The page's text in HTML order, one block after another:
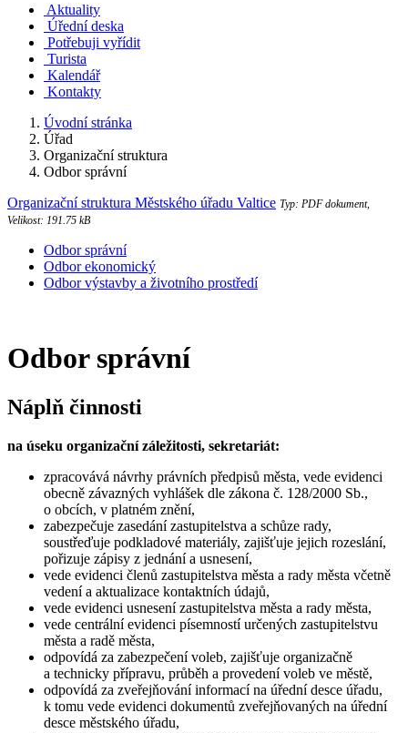
Aktuality
Úřední deska
Potřebuji vyřídit
Turista
Kalendář
Kontakty
Úvodní stránka
Úřad
Organizační struktura
Odbor správní
Organizační struktura Městského úřadu Valtice Typ: PDF dokument,
Velikost: 191.75 kB
Odbor správní
Odbor ekonomický
Odbor výstavby a životního prostředí
Odbor správní
Náplň činnosti
na úseku organizační záležitosti, sekretariát:
zpracovává návrhy právních předpisů města, vede evidenci
obecně závazných vyhlášek dle zákona č. 128/2000 Sb.,
o obcích, v platném znění,
zabezpečuje zasedání zastupitelstva a schůze rady,
soustřeďuje podkladové materiály, zajišťuje jejich rozeslání,
pořizuje zápisy z jednání a usnesení,
vede evidenci členů zastupitelstva města a rady města včetně
vedení a aktualizace kontaktních údajů,
vede evidenci usnesení zastupitelstva města a rady města,
vede centrální evidenci písemností určených zastupitelstvu
města a radě města,
odpovídá za zabezpečení voleb, zajišťuje organizačně
a technicky přípravu, průběh a provedení voleb ve městě,
odpovídá za zveřejňování informací na úřední desce úřadu,
k tomu vede evidenci dokumentů zveřejňovaných na úřední
desce městského úřadu,